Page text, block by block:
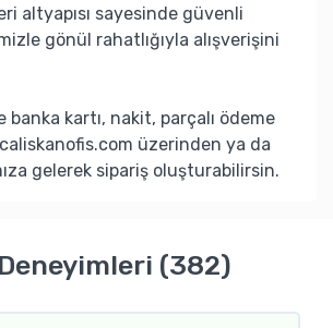
altyapısı sayesinde güvenli
gönül rahatlığıyla alışverişini
banka kartı, nakit, parçalı ödeme
üzerinden ya da
gelerek sipariş oluşturabilirsin.
Deneyimleri (382)